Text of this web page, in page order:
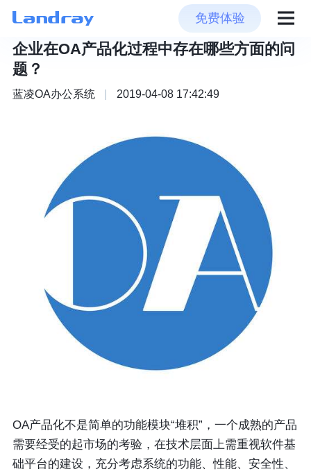
免费体验
企业在OA产品化过程中存在哪些方面的问
题？
蓝凌OA办公系统 2019-04-08 17:42:49
OA产品化不是简单的功能模块“堆积”，一个成熟的产品
需要经受的起市场的考验，在技术层面上需重视软件基
础平台的建设，充分考虑系统的功能、性能、安全性、